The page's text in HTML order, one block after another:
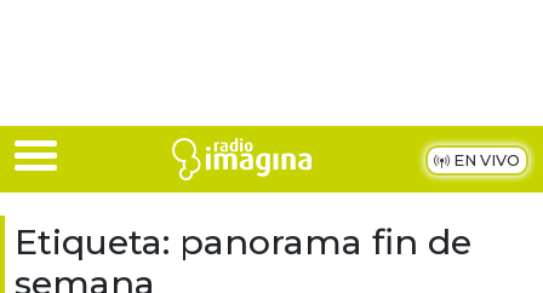
EN VIVO
Etiqueta: panorama fin de
semana